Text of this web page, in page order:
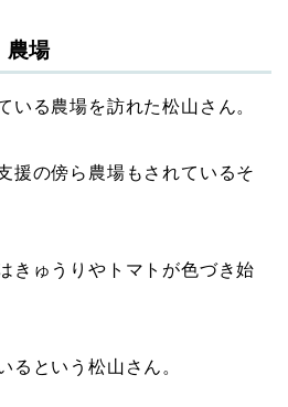
農場
いる農場を訪れた松山さん。
援の傍ら農場もされているそ
きゅうりやトマトが色づき始
るという松山さん。